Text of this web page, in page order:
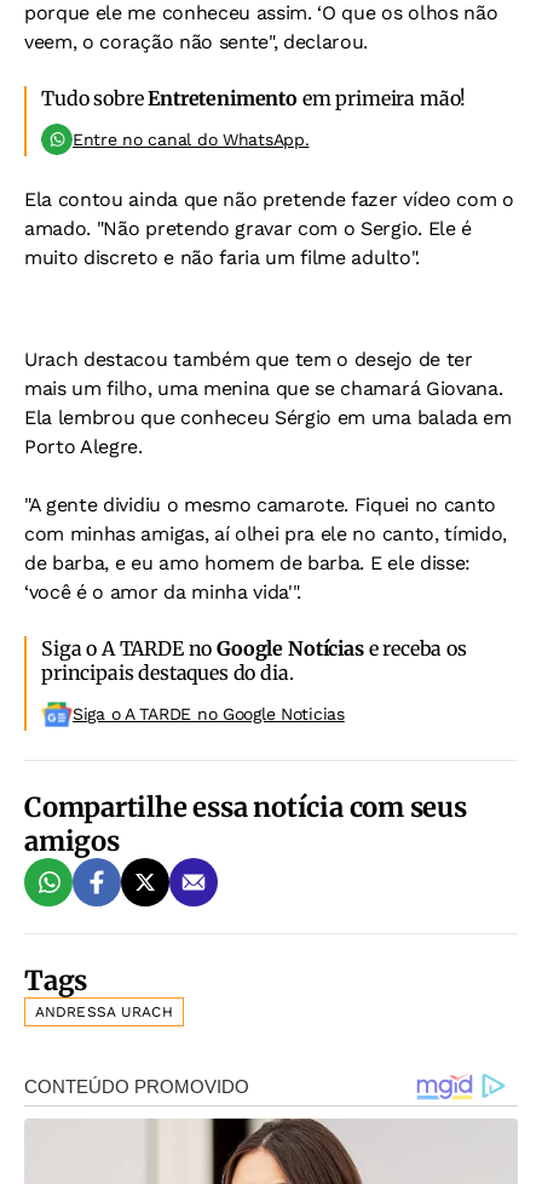
porque ele me conheceu assim. ‘O que os olhos não
veem, o coração não sente", declarou.
Tudo sobreEntretenimento em primeira mão!
Entre no canal do WhatsApp.
Ela contou ainda que não pretende fazer vídeo com o
amado. "Não pretendo gravar com o Sergio. Ele é
muito discreto e não faria um filme adulto".
Urach destacou também que tem o desejo de ter
mais um filho, uma menina que se chamará Giovana.
Ela lembrou que conheceu Sérgio em uma balada em
Porto Alegre.
"A gente dividiu o mesmo camarote. Fiquei no canto
com minhas amigas, aí olhei pra ele no canto, tímido,
de barba, e eu amo homem de barba. E ele disse:
‘você é o amor da minha vida'".
Siga o A TARDE noGoogle Notíciase receba os
principais destaques do dia.
Siga o A TARDE no Google Noticias
Compartilhe essa notícia com seus
amigos
Tags
ANDRESSA URACH